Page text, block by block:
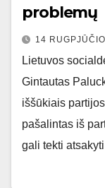
problemų
14
Lietuvos
Gintautas
iššūkiais
pašalintas iš
gali tekti